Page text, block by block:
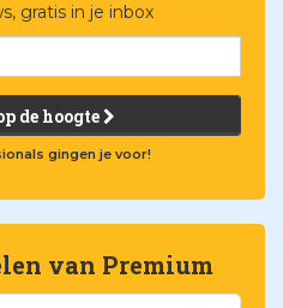
gratis in je inbox
de hoogte
gingen je voor!
van Premium